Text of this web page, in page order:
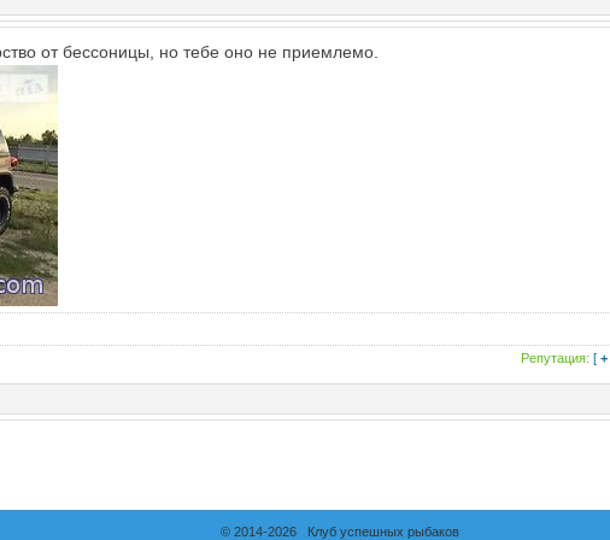
от бессоницы, но тебе оно не приемлемо.
Репутация: [+
© 2014-2026 Клуб успешных рыбаков